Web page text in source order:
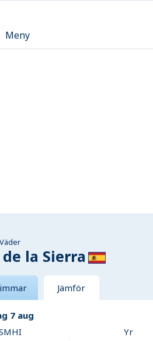
Meny
Väder
la Sierra
Jämför
7 aug
Yr